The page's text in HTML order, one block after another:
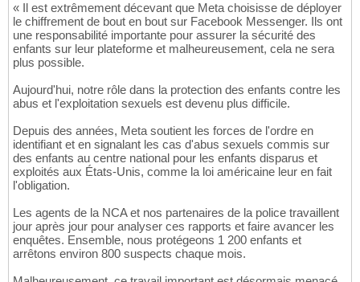
« Il est extrêmement décevant que Meta choisisse de déployer
le chiffrement de bout en bout sur Facebook Messenger. Ils ont
une responsabilité importante pour assurer la sécurité des
enfants sur leur plateforme et malheureusement, cela ne sera
plus possible.
Aujourd'hui, notre rôle dans la protection des enfants contre les
abus et l'exploitation sexuels est devenu plus difficile.
Depuis des années, Meta soutient les forces de l'ordre en
identifiant et en signalant les cas d'abus sexuels commis sur
des enfants au centre national pour les enfants disparus et
exploités aux États-Unis, comme la loi américaine leur en fait
l'obligation.
Les agents de la NCA et nos partenaires de la police travaillent
jour après jour pour analyser ces rapports et faire avancer les
enquêtes. Ensemble, nous protégeons 1 200 enfants et
arrêtons environ 800 suspects chaque mois.